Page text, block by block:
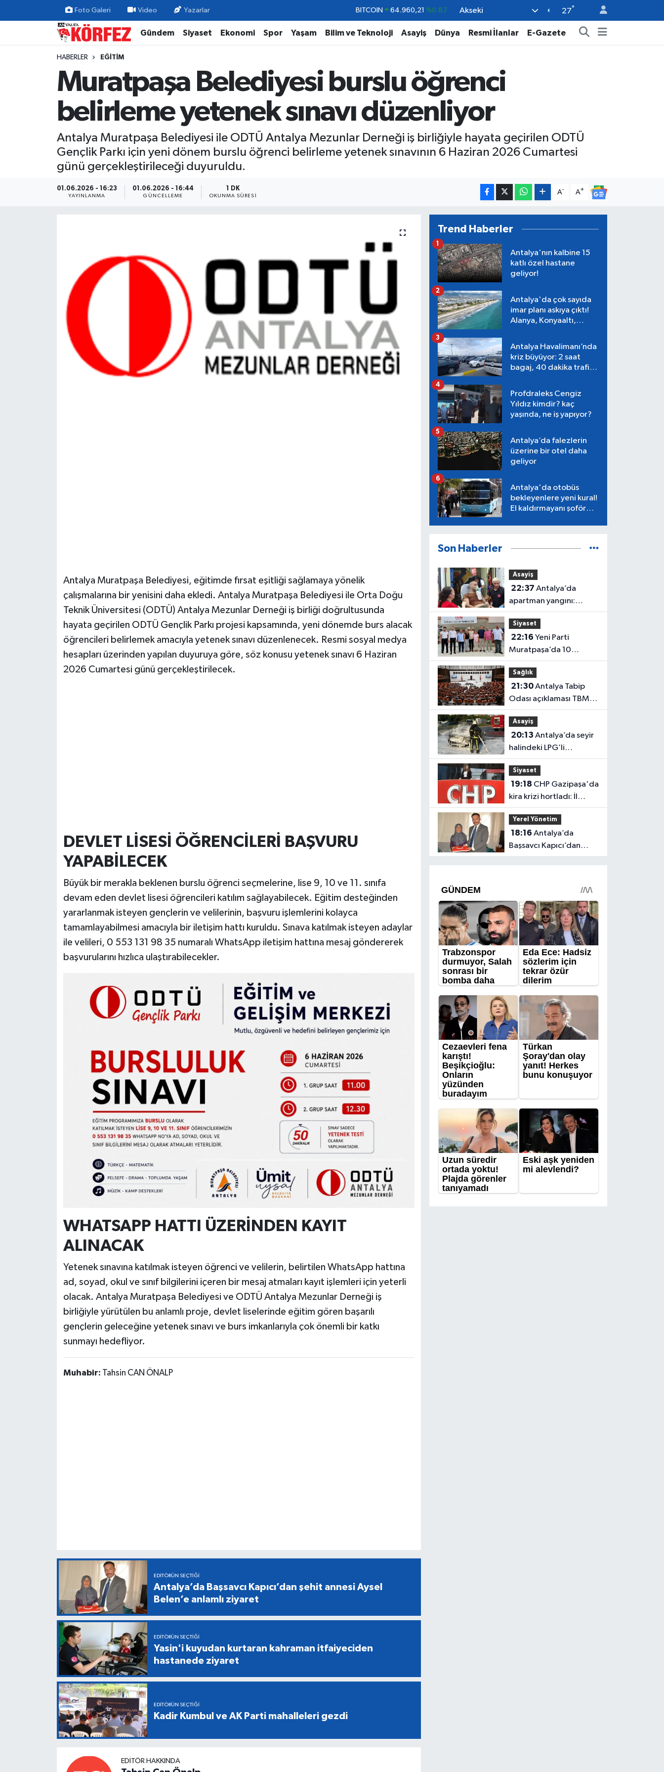
Foto Galeri Video Yazarlar DOLAR 47,7436 %0.18
EURO 55,2510 %0.32
BİST100 13.779 %-14
BITCOIN 64.960,21 %0.87
Akseki 27°
Gündem Siyaset Ekonomi Spor Yaşam Bilim ve Teknoloji Asayiş Dünya Resmi İlanlar E-Gazete
HABERLER EĞITIM
Muratpaşa Belediyesi burslu öğrenci
belirleme yetenek sınavı düzenliyor
Antalya Muratpaşa Belediyesi ile ODTÜ Antalya Mezunlar Derneği iş birliğiyle hayata geçirilen ODTÜ
Gençlik Parkı için yeni dönem burslu öğrenci belirleme yetenek sınavının 6 Haziran 2026 Cumartesi
günü gerçekleştirileceği duyuruldu.
01.06.2026 - 16:23
YAYINLANMA
01.06.2026 - 16:44
GÜNCELLEME
1 DK
OKUNMA SÜRESI
A- A+
Antalya Muratpaşa Belediyesi, eğitimde fırsat eşitliği sağlamaya yönelik
çalışmalarına bir yenisini daha ekledi. Antalya Muratpaşa Belediyesi ile Orta Doğu
Teknik Üniversitesi (ODTÜ) Antalya Mezunlar Derneği iş birliği doğrultusunda
hayata geçirilen ODTÜ Gençlik Parkı projesi kapsamında, yeni dönemde burs alacak
öğrencileri belirlemek amacıyla yetenek sınavı düzenlenecek. Resmi sosyal medya
hesapları üzerinden yapılan duyuruya göre, söz konusu yetenek sınavı 6 Haziran
2026 Cumartesi günü gerçekleştirilecek.
DEVLET LİSESİ ÖĞRENCİLERİ BAŞVURU
YAPABİLECEK
Büyük bir merakla beklenen burslu öğrenci seçmelerine, lise 9, 10 ve 11. sınıfa
devam eden devlet lisesi öğrencileri katılım sağlayabilecek. Eğitim desteğinden
yararlanmak isteyen gençlerin ve velilerinin, başvuru işlemlerini kolayca
tamamlayabilmesi amacıyla bir iletişim hattı kuruldu. Sınava katılmak isteyen adaylar
ile velileri, 0 553 131 98 35 numaralı WhatsApp iletişim hattına mesaj göndererek
başvurularını hızlıca ulaştırabilecekler.
WHATSAPP HATTI ÜZERİNDEN KAYIT
ALINACAK
Yetenek sınavına katılmak isteyen öğrenci ve velilerin, belirtilen WhatsApp hattına
ad, soyad, okul ve sınıf bilgilerini içeren bir mesaj atmaları kayıt işlemleri için yeterli
olacak. Antalya Muratpaşa Belediyesi ve ODTÜ Antalya Mezunlar Derneği iş
birliğiyle yürütülen bu anlamlı proje, devlet liselerinde eğitim gören başarılı
gençlerin geleceğine yetenek sınavı ve burs imkanlarıyla çok önemli bir katkı
sunmayı hedefliyor.
Muhabir: Tahsin CAN ÖNALP
EDITÖRÜN SEÇTIĞI
Antalya’da Başsavcı Kapıcı’dan şehit annesi Aysel
Belen’e anlamlı ziyaret
EDITÖRÜN SEÇTIĞI
Yasin'i kuyudan kurtaran kahraman itfaiyeciden
hastanede ziyaret
EDITÖRÜN SEÇTIĞI
Kadir Kumbul ve AK Parti mahalleleri gezdi
EDITÖR HAKKINDA
Trend Haberler
Antalya'nın kalbine 15
katlı özel hastane
geliyor!
1
Antalya'da çok sayıda
imar planı askıya çıktı!
Alanya, Konyaaltı,
2
Antalya Havalimanı’nda
kriz büyüyor: 2 saat
bagaj, 40 dakika trafik,
3
Profdraleks Cengiz
Yıldız kimdir? kaç
yaşında, ne iş yapıyor?
4
Antalya’da falezlerin
üzerine bir otel daha
geliyor
5
Antalya'da otobüs
bekleyenlere yeni kural!
El kaldırmayanı şoför
6
Son Haberler
Asayiş
22:37
apartman yangını:
Mahsur kalan aile
kurtarıldı
Siyaset
22:16
Muratpaşa’da 10
belediye meclis üyesiyle
güçlendi
Sağlık
21:30Antalya Tabip
Odası açıklaması TBMM
gündeminde
Asayiş
20:13
halindeki LPG’li
otomobil alev aldı: 4
yaralı
Siyaset
19:18
kira krizi hortladı: İl
Başkanlığı mahkemeye
gitti
Yerel Yönetim
18:16
Başsavcı Kapıcı’dan
şehit annesi Aysel
Gündem
Yerel Yönetim
Kültür ve Sanat
Nöbetçi Eczaneler
Trafik Durumu
Süper Lig Puan Durumu ve Fikstür
Tüm Manşetler
Son Dakika Haberleri
Haber Arşivi